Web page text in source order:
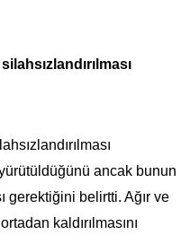
ancak bunun
gerektiğini belirtti. Ağır ve
kaldırılmasını